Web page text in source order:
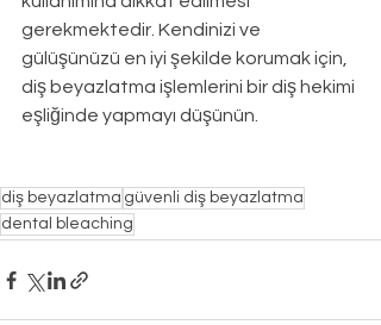
gerekmektedir. Kendinizi ve
gülüşünüzü en iyi şekilde korumak için,
diş beyazlatma işlemlerini bir diş hekimi
eşliğinde yapmayı düşünün.
diş beyazlatma güvenli diş beyazlatma
dental bleaching